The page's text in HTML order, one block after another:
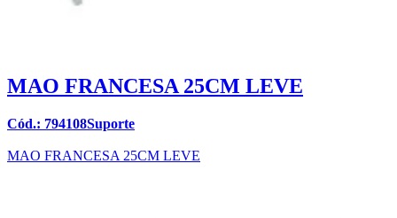
MAO FRANCESA 25CM LEVE
Cód.: 794108Suporte
MAO FRANCESA 25CM LEVE